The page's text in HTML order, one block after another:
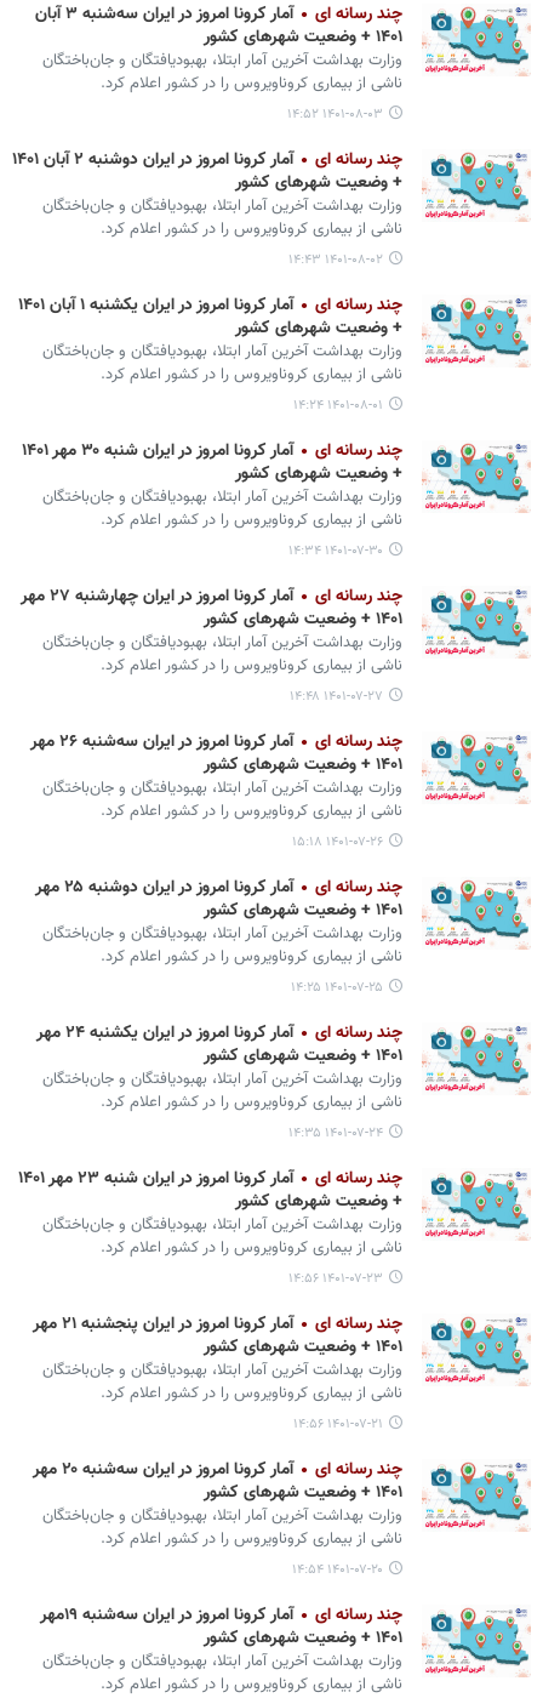
چند رسانه ای
آمار کرونا امروز در ایران سه‌شنبه ۳ آبان
۱۴۰۱ + وضعیت شهرهای کشور
وزارت بهداشت آخرین آمار ابتلا، بهبودیافتگان و جان‌باختگان
ناشی از بیماری کروناویروس را در کشور اعلام کرد.
۱۴۰۱-۰۸-۰۳ ۱۴:۵۲
چند رسانه ای
آمار کرونا امروز در ایران دوشنبه ۲ آبان ۱۴۰۱
+ وضعیت شهرهای کشور
وزارت بهداشت آخرین آمار ابتلا، بهبودیافتگان و جان‌باختگان
ناشی از بیماری کروناویروس را در کشور اعلام کرد.
۱۴۰۱-۰۸-۰۲ ۱۴:۴۳
چند رسانه ای
آمار کرونا امروز در ایران یکشنبه ۱ آبان ۱۴۰۱
+ وضعیت شهرهای کشور
وزارت بهداشت آخرین آمار ابتلا، بهبودیافتگان و جان‌باختگان
ناشی از بیماری کروناویروس را در کشور اعلام کرد.
۱۴۰۱-۰۸-۰۱ ۱۴:۲۴
چند رسانه ای
آمار کرونا امروز در ایران شنبه ۳۰ مهر ۱۴۰۱
+ وضعیت شهرهای کشور
وزارت بهداشت آخرین آمار ابتلا، بهبودیافتگان و جان‌باختگان
ناشی از بیماری کروناویروس را در کشور اعلام کرد.
۱۴۰۱-۰۷-۳۰ ۱۴:۳۴
چند رسانه ای
آمار کرونا امروز در ایران چهارشنبه ۲۷ مهر
۱۴۰۱ + وضعیت شهرهای کشور
وزارت بهداشت آخرین آمار ابتلا، بهبودیافتگان و جان‌باختگان
ناشی از بیماری کروناویروس را در کشور اعلام کرد.
۱۴۰۱-۰۷-۲۷ ۱۴:۴۸
چند رسانه ای
آمار کرونا امروز در ایران سه‌شنبه ۲۶ مهر
۱۴۰۱ + وضعیت شهرهای کشور
وزارت بهداشت آخرین آمار ابتلا، بهبودیافتگان و جان‌باختگان
ناشی از بیماری کروناویروس را در کشور اعلام کرد.
۱۴۰۱-۰۷-۲۶ ۱۵:۱۸
چند رسانه ای
آمار کرونا امروز در ایران دوشنبه ۲۵ مهر
۱۴۰۱ + وضعیت شهرهای کشور
وزارت بهداشت آخرین آمار ابتلا، بهبودیافتگان و جان‌باختگان
ناشی از بیماری کروناویروس را در کشور اعلام کرد.
۱۴۰۱-۰۷-۲۵ ۱۴:۲۵
چند رسانه ای
آمار کرونا امروز در ایران یکشنبه ۲۴ مهر
۱۴۰۱ + وضعیت شهرهای کشور
وزارت بهداشت آخرین آمار ابتلا، بهبودیافتگان و جان‌باختگان
ناشی از بیماری کروناویروس را در کشور اعلام کرد.
۱۴۰۱-۰۷-۲۴ ۱۴:۳۵
چند رسانه ای
آمار کرونا امروز در ایران شنبه ۲۳ مهر ۱۴۰۱
+ وضعیت شهرهای کشور
وزارت بهداشت آخرین آمار ابتلا، بهبودیافتگان و جان‌باختگان
ناشی از بیماری کروناویروس را در کشور اعلام کرد.
۱۴۰۱-۰۷-۲۳ ۱۴:۵۶
چند رسانه ای
آمار کرونا امروز در ایران پنجشنبه ۲۱ مهر
۱۴۰۱ + وضعیت شهرهای کشور
وزارت بهداشت آخرین آمار ابتلا، بهبودیافتگان و جان‌باختگان
ناشی از بیماری کروناویروس را در کشور اعلام کرد.
۱۴۰۱-۰۷-۲۱ ۱۴:۵۶
چند رسانه ای
آمار کرونا امروز در ایران سه‌شنبه ۲۰ مهر
۱۴۰۱ + وضعیت شهرهای کشور
وزارت بهداشت آخرین آمار ابتلا، بهبودیافتگان و جان‌باختگان
ناشی از بیماری کروناویروس را در کشور اعلام کرد.
۱۴۰۱-۰۷-۲۰ ۱۴:۵۴
چند رسانه ای
آمار کرونا امروز در ایران سه‌شنبه ۱۹مهر
۱۴۰۱ + وضعیت شهرهای کشور
وزارت بهداشت آخرین آمار ابتلا، بهبودیافتگان و جان‌باختگان
ناشی از بیماری کروناویروس را در کشور اعلام کرد.